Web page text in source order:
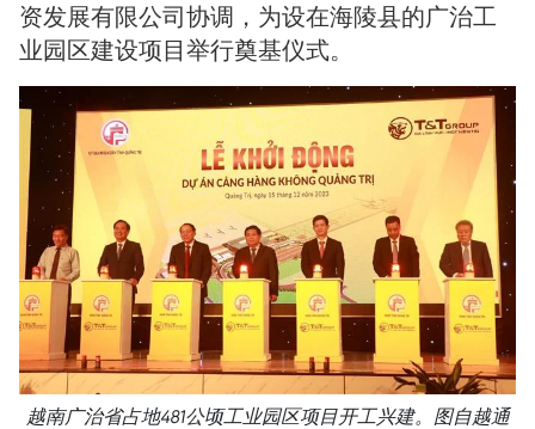
资发展有限公司协调，为设在海陵县的广治工
业园区建设项目举行奠基仪式。
越南广治省占地481公顷工业园区项目开工兴建。图自越通